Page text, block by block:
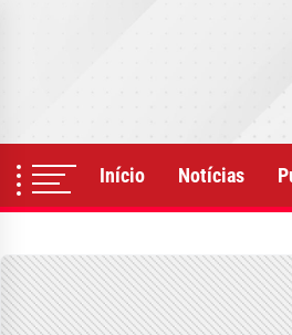
Início Notícias